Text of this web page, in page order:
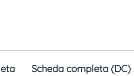
Scheda completa (DC)